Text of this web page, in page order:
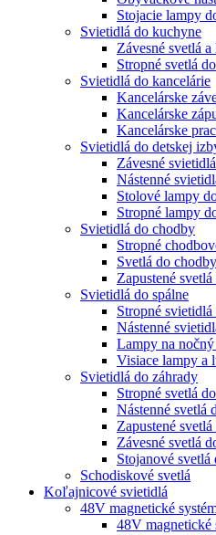
Stojacie lampy
Svietidlá do kuchyne
Závesné svetlá
Stropné svetlá
Svietidlá do kancelárie
Kancelárske
Kancelárske
Kancelárske
Svietidlá do detskej
Závesné
Nástenné
Stolové lampy
Stropné lampy
Svietidlá do chodby
Stropné
Svetlá do
Zapustené
Svietidlá do spálne
Stropné svietidlá
Nástenné
Lampy na
Visiace lampy a
Svietidlá do záhrady
Stropné svetlá
Nástenné svetlá
Zapustené
Závesné svetlá
Stojanové svetlá
Schodiskové svetlá
Koľajnicové svietidlá
48V magnetické
48V magnetické